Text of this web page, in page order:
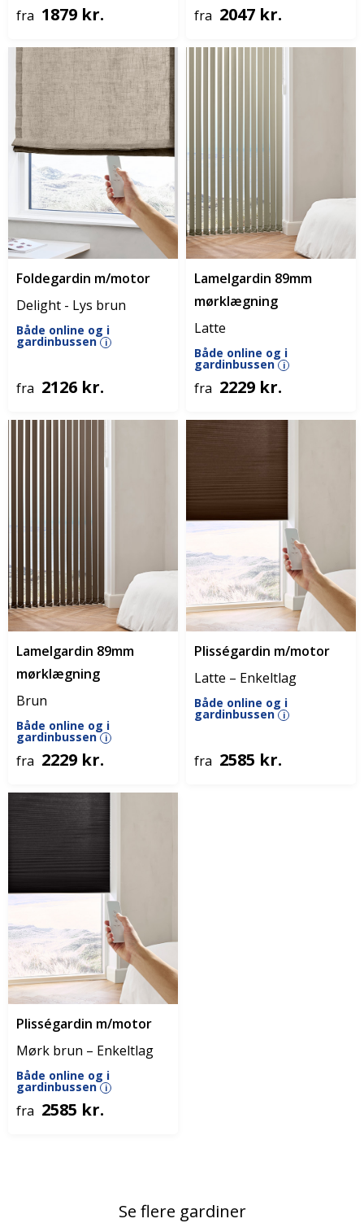
fra 1879 kr. fra 2047 kr.
Foldegardin m/motor
Delight - Lys brun
Både online og i
gardinbussen i
fra 2126 kr.
Lamelgardin 89mm
mørklægning
Latte
Både online og i
gardinbussen i
fra 2229 kr.
Lamelgardin 89mm
mørklægning
Brun
Både online og i
gardinbussen i
fra 2229 kr.
Plisségardin m/motor
Latte – Enkeltlag
Både online og i
gardinbussen i
fra 2585 kr.
Plisségardin m/motor
Mørk brun – Enkeltlag
Både online og i
gardinbussen i
fra 2585 kr.
Se flere gardiner